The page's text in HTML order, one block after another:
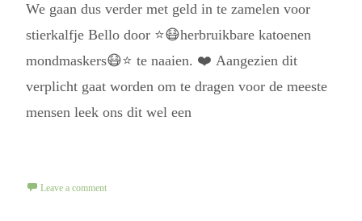
We gaan dus verder met geld in te zamelen voor
stierkalfje Bello door ⭐️😷herbruikbare katoenen
mondmaskers😷⭐️ te naaien. ❤️ Aangezien dit
verplicht gaat worden om te dragen voor de meeste
mensen leek ons dit wel een
Leave a comment